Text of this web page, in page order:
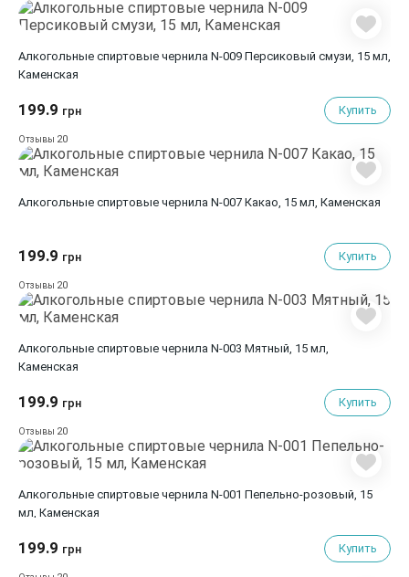
Алкогольные спиртовые чернила N-009 Персиковый смузи, 15 мл,
Каменская
199.9 грн Купить
Отзывы 20
Алкогольные спиртовые чернила N-007 Какао, 15 мл, Каменская
199.9 грн Купить
Отзывы 20
Алкогольные спиртовые чернила N-003 Мятный, 15 мл,
Каменская
199.9 грн Купить
Отзывы 20
Алкогольные спиртовые чернила N-001 Пепельно-розовый, 15
мл, Каменская
199.9 грн Купить